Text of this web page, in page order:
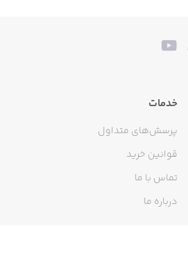
خدمات
پرسش‌های متداول
قوانین خرید
تماس با ما
درباره ما